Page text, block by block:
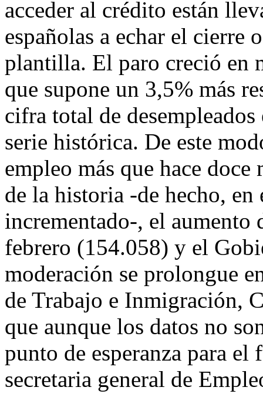
acceder al crédito están
españolas a echar el cierre
plantilla. El paro creció en
que supone un 3,5% más
cifra total de
serie histórica. De este
empleo más que hace doce
de la historia -de hecho, en
incrementado-, el aumento
febrero (154.058) y el
moderación se prolongue
de Trabajo e Inmigración,
que aunque los datos no
punto de esperanza para
secretaria general de